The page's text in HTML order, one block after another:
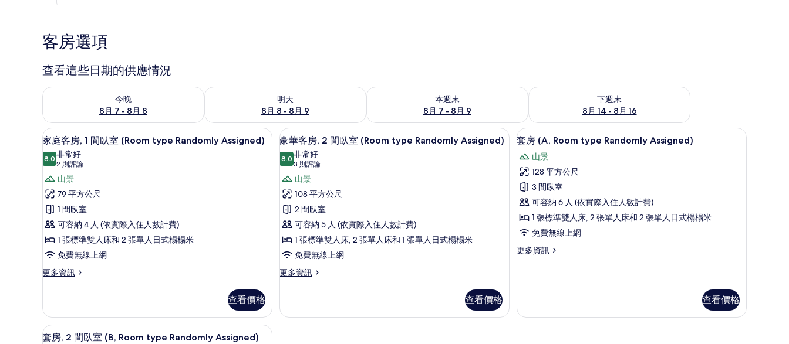
客房選項
查看這些日期的供應情況
今晚
8月 7 - 8月 8
查看今晚 (8月 7 - 8月 8) 的供應情況
明天
8月 8 - 8月 9
查看明天 (8月 8 - 8月 9) 的供應情況
本週末
8月 7 - 8月 9
查看本週末 (8月 7 - 8月 9) 的供應情況
下週末
8月 14 - 8月 16
查看下週末 (8月 14 - 8月 16) 的供應情況
顯
示
家
庭
客
房,
1
間
臥
室
Randomly
Assigned)
的
家庭客房, 1 間臥室 (Room type Randomly Assigned) | 免費無線上網、床單
3
家庭客房, 1 間臥室 (Room type Randomly Assigned)
8.08.0 分，滿分 10 分
非常好
2 則評論
(2
則
評
論)
山景
79 平方公尺
1 間臥室
可容納 4 人 (依實際入住人數計費)
1 張標準雙人床和 2 張單人日式榻榻米
免費無線上網
更多資訊
更
客
房,
1
查看價格
顯
示
豪
華
客
房,
2
間
臥
室
Randomly
豪華客房, 2 間臥室 (Room type Randomly Assigned) | 免費無線上網、床單
3
豪華客房, 2 間臥室 (Room type Randomly Assigned)
8.08.0 分，滿分 10 分
非常好
3 則評論
(3
則
評
論)
山景
108 平方公尺
2 間臥室
可容納 5 人 (依實際入住人數計費)
1 張標準雙人床, 2 張單人床和 1 張單人日式榻榻米
免費無線上網
更多資訊
更
客
查看價格
顯
示
套
房
(A,
Room
type
Randomly
Assigned)
相
套房 (A, Room type Randomly Assigned) | 樓
5
套房 (A, Room type Randomly Assigned)
山景
128 平方公尺
3 間臥室
可容納 6 人 (依實際入住人數計費)
1 張標準雙人床, 2 張單人床和 2 張單人日式榻榻米
免費無線上網
更多資訊
更
type
查看價格
顯
套房, 2 間臥室 (B, Room type Randomly Assigned) | 免費無線上網、床單
5
套房, 2 間臥室 (B, Room type Randomly Assigned)